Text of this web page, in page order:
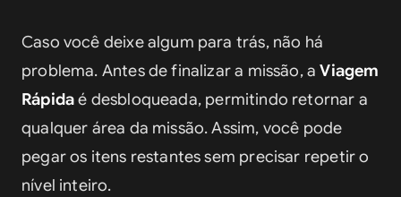
Caso você deixe algum para trás, não há
problema. Antes de finalizar a missão, a Viagem
Rápida é desbloqueada, permitindo retornar a
qualquer área da missão. Assim, você pode
pegar os itens restantes sem precisar repetir o
nível inteiro.